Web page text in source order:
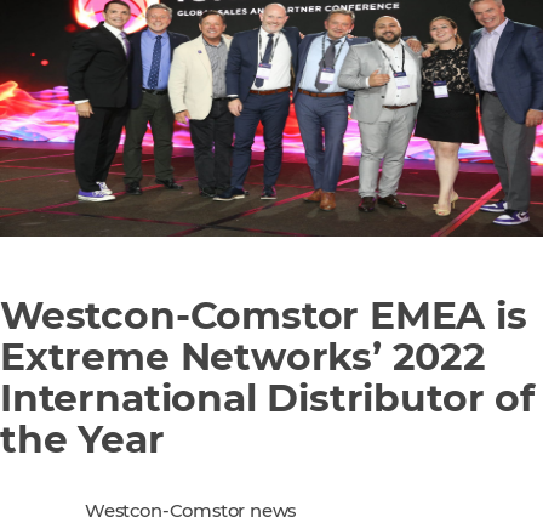
Westcon-Comstor EMEA is
Extreme Networks’ 2022
International Distributor of
the Year
Westcon-Comstor news